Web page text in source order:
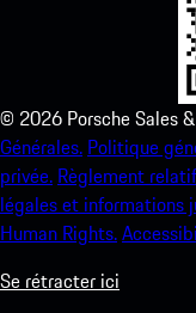
© 2026 Porsche Sales
Générales. Politique
privée. Règlement
légales et informations
Human Rights.
Se rétracter ici